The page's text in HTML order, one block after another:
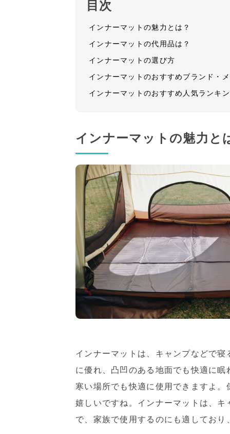
目次
インナーマットの魅力とは？
インナーマットの代用品は？
インナーマットの選び方
インナーマットのおすすめブランド・
インナーマットのおすすめ人気ラン
インナーマットの魅力と
インナーマットは、キャンプなどで
に優れ、凸凹のある地面でも快適に
寒い場所でも快適に使用できますよ
嬉しいですね。インナーマットは、
で、家族で使用するのにも適してお